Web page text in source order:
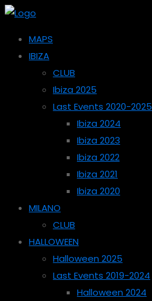
MAPS
IBIZA
CLUB
Ibiza 2025
Last Events 2020-2025
Ibiza 2024
Ibiza 2023
Ibiza 2022
Ibiza 2021
Ibiza 2020
MILANO
CLUB
HALLOWEEN
Halloween 2025
Last Events 2019-2024
Halloween 2024